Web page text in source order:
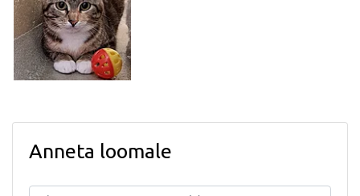
Anneta loomale